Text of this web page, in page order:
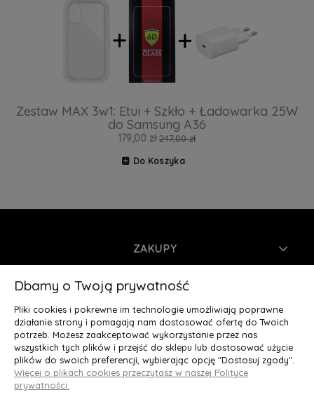
Zestaw MAX 3w1: Etui + Szkło + Ładowarka 25W
do Samsung A36
179,00 zł 247,00 zł
Do Koszyka
ZAKUPY
INFORMACJE
MOJE KONTO
O NAS
Deluxury.pl
Dbamy o Twoją prywatność
Pliki cookies i pokrewne im technologie umożliwiają poprawne
działanie strony i pomagają nam dostosować ofertę do Twoich
potrzeb. Możesz zaakceptować wykorzystanie przez nas
wszystkich tych plików i przejść do sklepu lub dostosować użycie
plików do swoich preferencji, wybierając opcję "Dostosuj zgody".
Więcej o plikach cookies przeczytasz w naszej Polityce
prywatności.